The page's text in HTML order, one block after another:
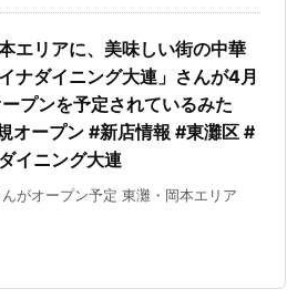
エリアに、美味しい街の中華
ナダイニング大連」さんが4月
プンを予定されているみた
オープン #新店情報 #東灘区 #
イニング大連
がオープン予定 東灘・岡本エリア